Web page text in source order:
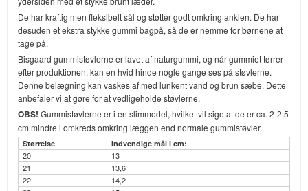
De har kraftig men fleksibelt sål og støtter godt omkring anklen. De har
desuden et ekstra stykke gummi bagpå, så de er nemme for børnene at
tage på.
Bisgaard gummistøvlerne er lavet af naturgummi, og når gummiet tørrer
efter produktionen, kan en hvid hinde nogle gange ses på støvlerne.
Denne belægning kan vaskes af med lunkent vand og brun sæbe. Dette
anbefaler vi at gøre for at vedligeholde støvlerne.
OBS! Gummistøvlerne er i en slimmodel, hvilket vil sige at de er ca. 2-2,5
cm mindre i omkreds omkring læggen end normale gummistøvler.
Størrelse Indvendige mål i cm:
20
13
21
13,6
22
14,2